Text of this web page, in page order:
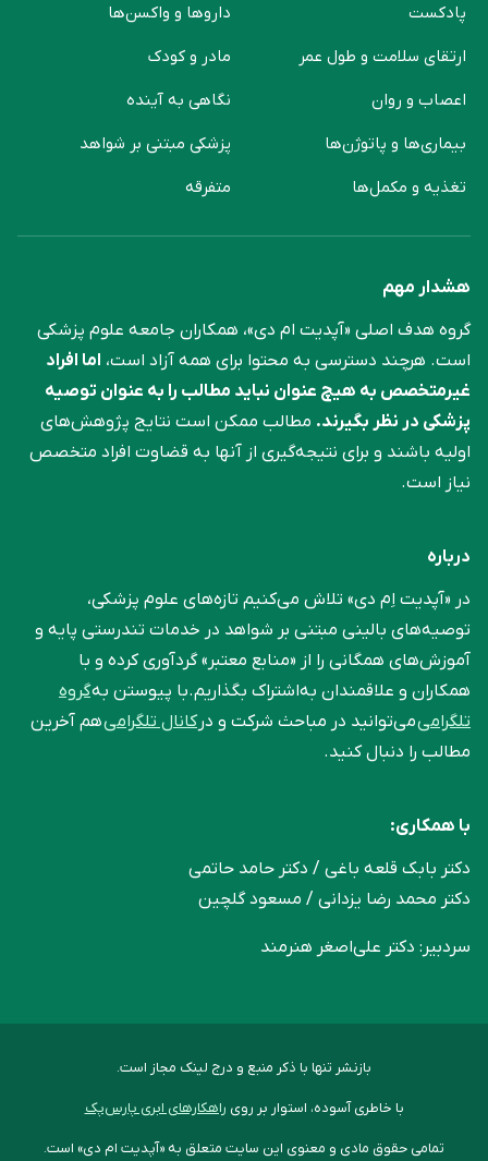
پادکست
ارتقای سلامت و طول عمر
اعصاب و روان
بیماری‌ها و پاتوژن‌ها
تغذیه و مکمل‌ها
دارو‌ها و واکسن‌ها
مادر و کودک
نگاهی به آینده
پزشکی مبتنی بر شواهد
متفرقه
هشدار مهم
گروه هدف اصلی «آپدیت ام دی»، همکاران جامعه علوم ‌پزشکی
است. هرچند دسترسی به محتوا برای همه آزاد است، اما افراد
غیرمتخصص به هیچ عنوان نباید مطالب را به عنوان توصیه
پزشکی در نظر بگیرند. مطالب ممکن است نتایج پژوهش‌های
اولیه باشند و برای نتیجه‌گیری از آنها به قضاوت افراد متخصص
نیاز است.
درباره
در «آپدیت اِم دی» تلاش می‌کنیم تازه‌های علوم پزشکی،
توصیه‌های بالینی مبتنی بر شواهد در خدمات تندرستی پایه و
آموزش‌های همگانی را از «منابع معتبر» گردآوری کرده و با
همکاران و علاقمندان به‌اشتراک بگذاریم.با پیوستن بهگروه
تلگرامیمی‌توانید در مباحث شرکت و درکانال تلگرامیهم آخرین
مطالب را دنبال کنید.
با همکاری:
دکتر بابک قلعه‌ باغی / دکتر حامد حاتمی
دکتر محمد رضا یزدانی / مسعود گلچین
سردبیر: دکتر علی‌اصغر هنرمند
بازنشر تنها با ذکر منبع و درج لینک مجاز است.
با خاطری آسوده، استوار بر روی راهکارهای ابری پارس‌پک
تمامی حقوق مادی و معنوی این سایت متعلق به «آپدیت ام دی» است.